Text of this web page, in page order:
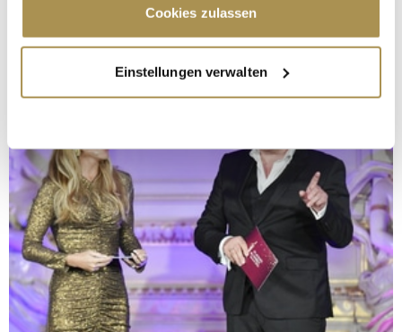
Trigger Symbol ändern oder widerrufen
Informationen über Ihre geografische Lage
erfassen, welche bis auf einige Meter genau sein
bestimmten Merkmalen (Fingerprinting) identifizieren
Erfahren Sie mehr darüber, wie Ihre persönlichen Daten
verarbeitet werden, und legen Sie Ihre Präferenzen im
Abschnitt Einzelheitenfest.
Wir verwenden Cookies, um Inhalte und Anzeigen zu
personalisieren, Funktionen für soziale Medien anbieten
zu können und die Zugriffe auf unsere Website zu
Cookies zulassen
Einstellungen verwalten